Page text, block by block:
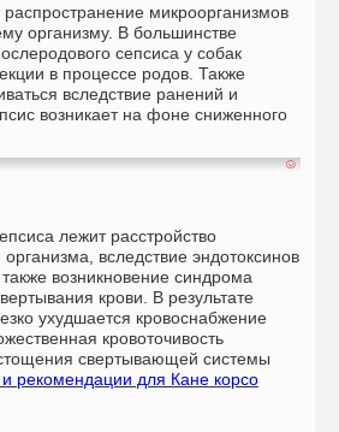
микроорганизмов
организму. В большинстве
сепсиса у собак
в процессе родов. Также
вследствие ранений и
возникает на фоне сниженного
лежит расстройство
вследствие эндотоксинов
возникновение синдрома
крови. В результате
ухудшается кровоснабжение
кровоточивость
свертывающей системы
рекомендации для Кане корсо